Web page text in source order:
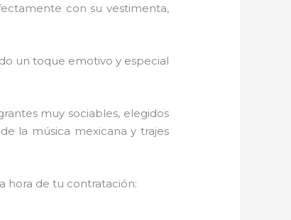
con su vestimenta,
un toque emotivo y especial
muy sociables, elegidos
la música mexicana y trajes
hora de tu contratación: